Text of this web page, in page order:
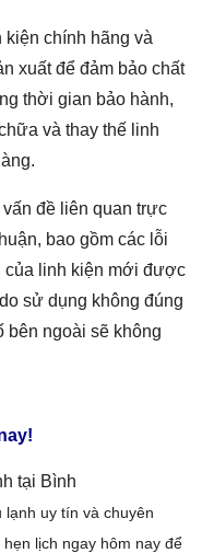
chính hãng và
xuất để đảm bảo chất
thời gian bảo hành,
và thay thế linh
đề liên quan trực
bao gồm các lỗi
của linh kiện mới được
sử dụng không đúng
bên ngoài sẽ không
tại Bình
lạnh uy tín và chuyên
lịch ngay hôm nay để